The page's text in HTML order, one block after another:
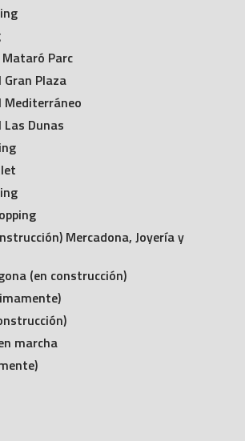
Parc
Gran Plaza
Mediterráneo
Las Dunas
Mercadona, Joyería y
(en construcción)
marcha